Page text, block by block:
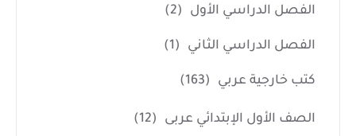
الفصل الدراسي الأول (2)
الفصل الدراسي الثاني (1)
كتب خارجية عربي (163)
الصف الأول الإبتدائي عربى (12)